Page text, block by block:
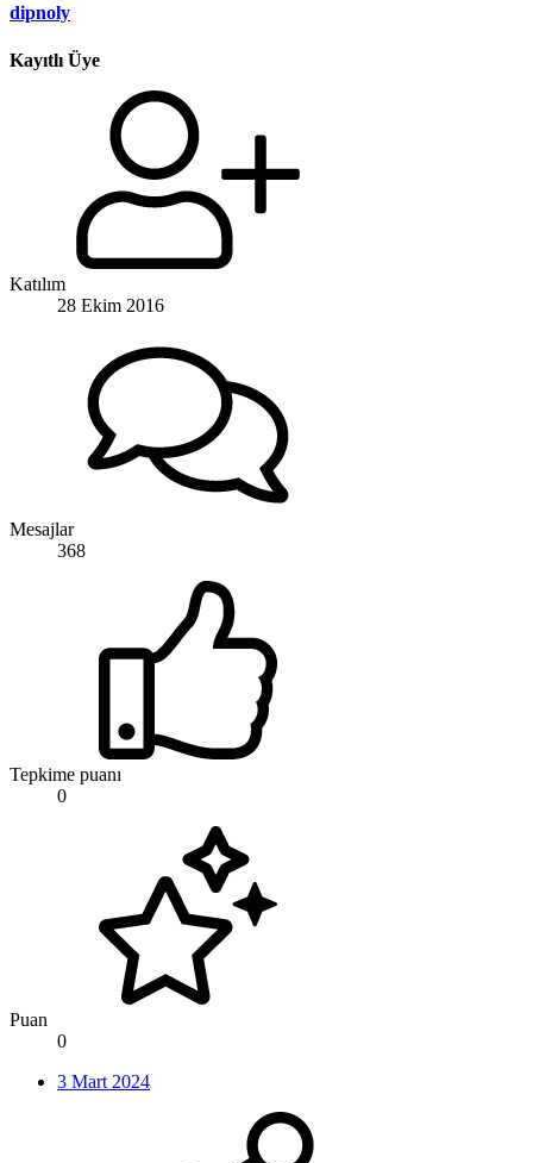
dipnoly
Kayıtlı Üye
Katılım
28 Ekim 2016
Mesajlar
368
Tepkime puanı
0
Puan
0
3 Mart 2024